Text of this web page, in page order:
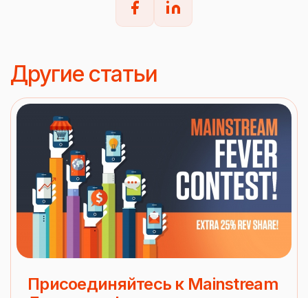
Другие статьи
Присоединяйтесь к Mainstream